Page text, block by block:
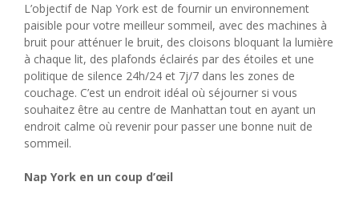
L’objectif de Nap York est de fournir un environnement
paisible pour votre meilleur sommeil, avec des machines à
bruit pour atténuer le bruit, des cloisons bloquant la lumière
à chaque lit, des plafonds éclairés par des étoiles et une
politique de silence 24h/24 et 7j/7 dans les zones de
couchage. C’est un endroit idéal où séjourner si vous
souhaitez être au centre de Manhattan tout en ayant un
endroit calme où revenir pour passer une bonne nuit de
sommeil.
Nap York en un coup d’œil